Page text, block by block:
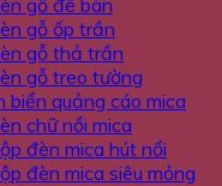
gỗ ốp trần
gỗ thả trần
gỗ treo tường
biển quảng cáo mica
chữ nổi mica
đèn mica hút nổi
đèn mica siêu mỏng